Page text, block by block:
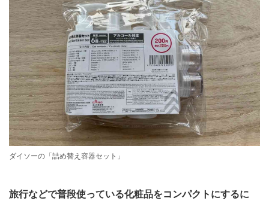
ダイソーの「詰め替え容器セット」
旅行などで普段使っている化粧品をコンパクトにするに